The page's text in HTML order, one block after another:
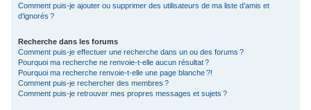
Comment puis-je ajouter ou supprimer des utilisateurs de ma liste d’amis et
d’ignorés ?
Recherche dans les forums
Comment puis-je effectuer une recherche dans un ou des forums ?
Pourquoi ma recherche ne renvoie-t-elle aucun résultat ?
Pourquoi ma recherche renvoie-t-elle une page blanche ?!
Comment puis-je rechercher des membres ?
Comment puis-je retrouver mes propres messages et sujets ?